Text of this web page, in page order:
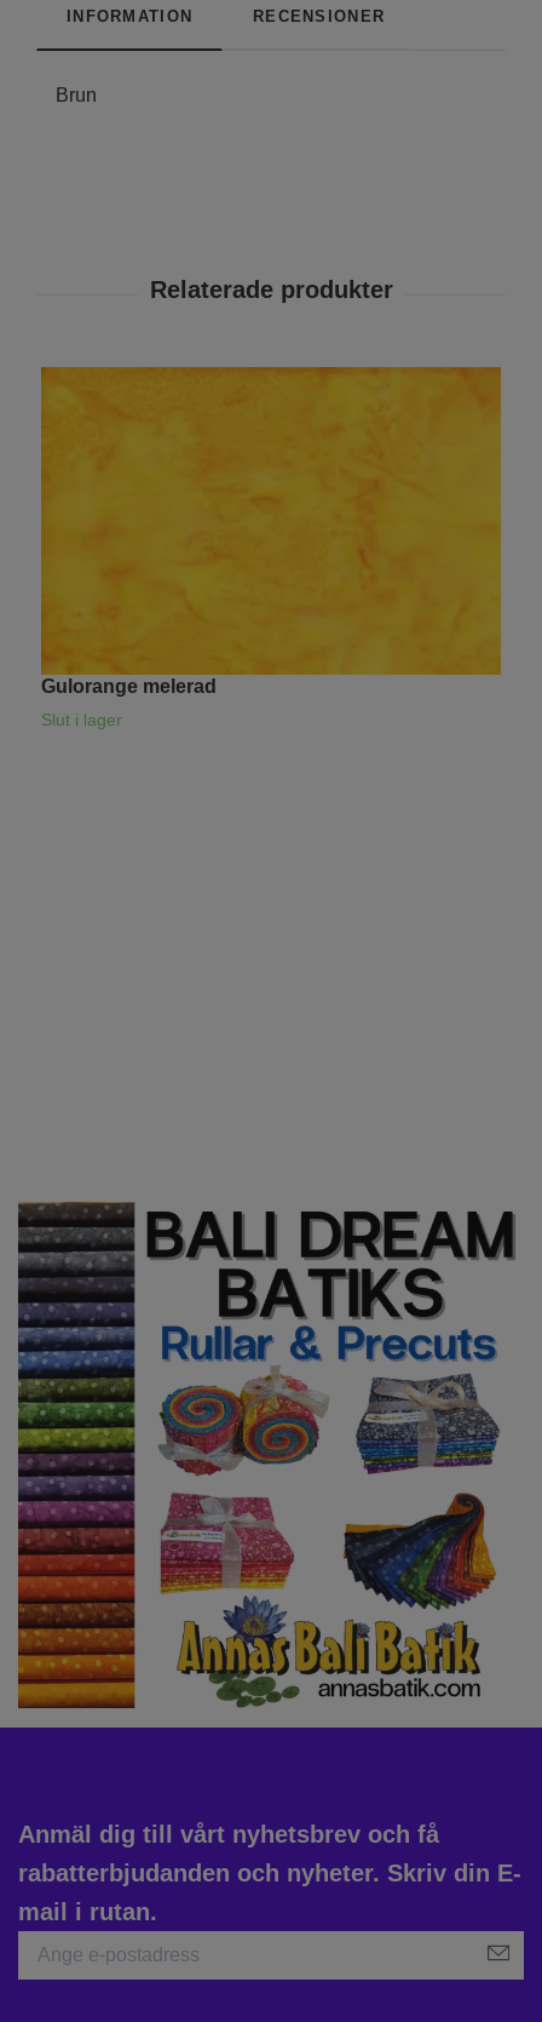
INFORMATION RECENSIONER
Brun
Gulorange melerad
Slut i lager
Anmäl dig till vårt nyhetsbrev och få
rabatterbjudanden och nyheter. Skriv din E-
mail i rutan.